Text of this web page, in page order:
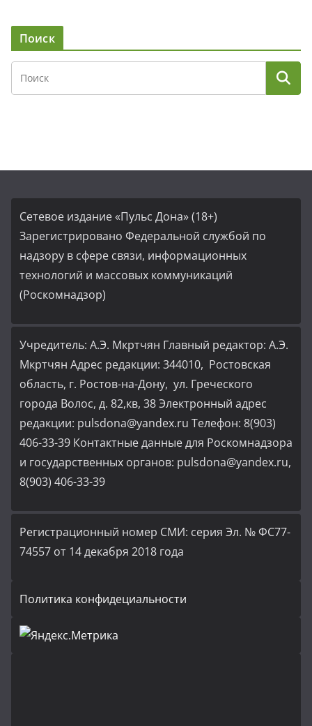
Поиск
Сетевое издание «Пульс Дона» (18+)
Зарегистрировано Федеральной службой по
надзору в сфере связи, информационных
технологий и массовых коммуникаций
(Роскомнадзор)
Учредитель: А.Э. Мкртчян Главный редактор: А.Э.
Мкртчян Адрес редакции: 344010, Ростовская
область, г. Ростов-на-Дону, ул. Греческого
города Волос, д. 82,кв, 38 Электронный адрес
редакции: pulsdona@yandex.ru Телефон: 8(903)
406-33-39 Контактные данные для Роскомнадзора
и государственных органов: pulsdona@yandex.ru,
8(903) 406-33-39
Регистрационный номер СМИ: серия Эл. № ФС77-
74557 от 14 декабря 2018 года
Политика конфидециальности